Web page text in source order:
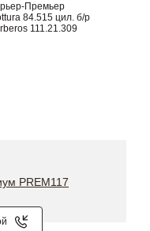
Премьер
84.515 цил. б/р
111.21.309